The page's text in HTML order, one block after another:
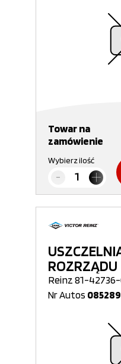
Towar na
zamówienie
Wybierz ilość
ROZRZĄDU
Reinz 81-
Nr Autos